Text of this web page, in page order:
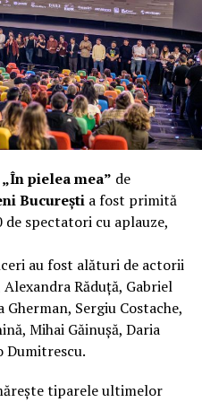
l-a aruncat la
fie clar de la început: nu
ci despre
ușor,
dar cu
primul în conversație
ușor. Și pe bună dreptate.
2,7 g/cm³, față
Practic, la un volum
o treime din greutatea
montează și
diferența asta se
„În pielea mea” de
Bucureștia fost primită
de spectatori cu aplauze,
au fost alături de actorii
Răduță, Gabriel
Sergiu Costache,
Mihai Găinușă, Daria
Dumitrescu.
tiparele ultimelor